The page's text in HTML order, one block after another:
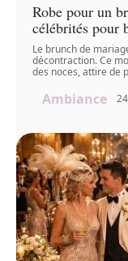
Robe pour un
célébrités pour
Le brunch de
décontraction. Ce
des noces, attire de
Ambiance